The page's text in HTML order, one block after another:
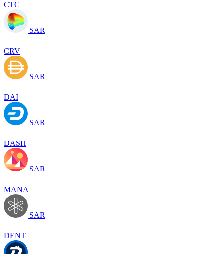
CTC
SAR
CRV
SAR
DAI
SAR
DASH
SAR
MANA
SAR
DENT